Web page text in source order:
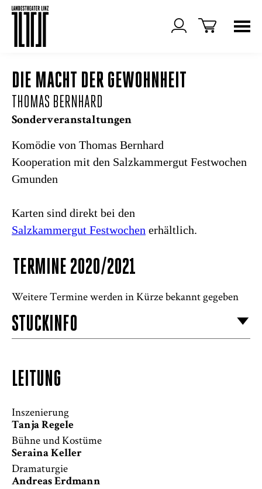
DIE MACHT DER GEWOHNHEIT
THOMAS BERNHARD
Sonderveranstaltungen
Komödie von Thomas Bernhard
Kooperation mit den Salzkammergut Festwochen
Gmunden
Karten sind direkt bei den
Salzkammergut Festwochen erhältlich.
TERMINE 2020/2021
Weitere Termine werden in Kürze bekannt gegeben
STÜCKINFO
LEITUNG
Inszenierung
Tanja Regele
Bühne und Kostüme
Seraina Keller
Dramaturgie
Andreas Erdmann